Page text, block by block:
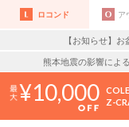
ロコンド ア
【お知らせ】
熊本地震の影響によ
10,000
Z-